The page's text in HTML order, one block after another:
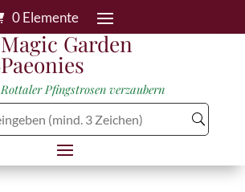
0 Elemente
Magic Garden
Paeonies
Rottaler Pfingstrosen verzaubern